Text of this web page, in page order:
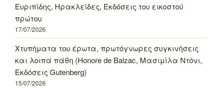
Ευριπίδης, Ηρακλείδες, Εκδόσεις του εικοστού
πρώτου
17/07/2026
Χτυπήματα του έρωτα, πρωτόγνωρες συγκινήσεις
και λοιπά πάθη (Honore de Balzac, Μασιμίλα Ντόνι,
Εκδόσεις Gutenberg)
15/07/2026